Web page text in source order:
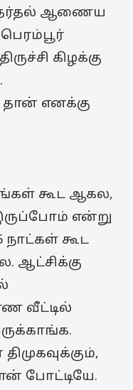
ஆணைய
கிழக்கு
எனக்கு
கூட ஆகல,
என்று
கூட
ஆட்சிக்கு
வீட்டில்
போட்டியே.